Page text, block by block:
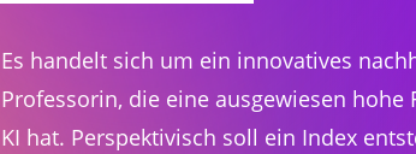
Es handelt sich um ein innovatives
Professorin, die eine ausgewiesen hohe
KI hat. Perspektivisch soll ein Index